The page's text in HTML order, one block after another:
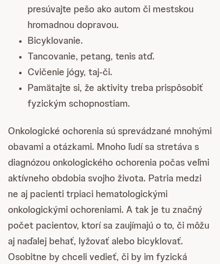
presúvajte pešo ako autom či mestskou
hromadnou dopravou.
Bicyklovanie.
Tancovanie, petang, tenis atď.
Cvičenie jógy, taj-či.
Pamätajte si, že aktivity treba prispôsobiť
fyzickým schopnostiam.
Onkologické ochorenia sú sprevádzané mnohými
obavami a otázkami. Mnoho ľudí sa stretáva s
diagnózou onkologického ochorenia počas veľmi
aktívneho obdobia svojho života. Patria medzi
ne aj pacienti trpiaci hematologickými
onkologickými ochoreniami. A tak je tu značný
počet pacientov, ktorí sa zaujímajú o to, či môžu
aj naďalej behať, lyžovať alebo bicyklovať.
Osobitne by chceli vedieť, či by im fyzická